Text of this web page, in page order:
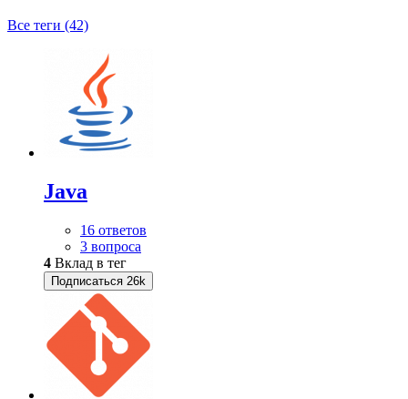
Все теги (42)
Java
16 ответов
3 вопроса
4 Вклад в тег
Подписаться 26k